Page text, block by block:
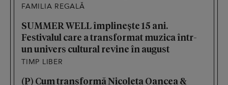
FAMILIA REGALĂ
SUMMER WELL împlinește 15 ani.
Festivalul care a transformat muzica într-
un univers cultural revine în august
TIMP LIBER
(P) Cum transformă Nicoleta Oancea &